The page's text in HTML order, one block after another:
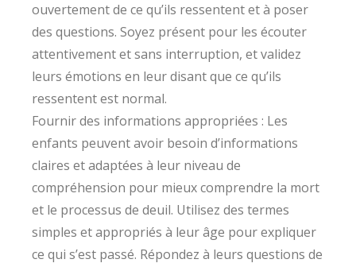
ouvertement de ce qu’ils ressentent et à poser
des questions. Soyez présent pour les écouter
attentivement et sans interruption, et validez
leurs émotions en leur disant que ce qu’ils
ressentent est normal.
Fournir des informations appropriées : Les
enfants peuvent avoir besoin d’informations
claires et adaptées à leur niveau de
compréhension pour mieux comprendre la mort
et le processus de deuil. Utilisez des termes
simples et appropriés à leur âge pour expliquer
ce qui s’est passé. Répondez à leurs questions de